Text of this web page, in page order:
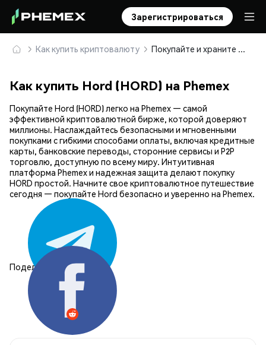
Зарегистрироваться
Как купить криптовалюту Покупайте и храните Hord (HORD) безопасно
Как купить Hord (HORD) на Phemex
Покупайте Hord (HORD) легко на Phemex — самой
эффективной криптовалютной бирже, которой доверяют
миллионы. Наслаждайтесь безопасными и мгновенными
покупками с гибкими способами оплаты, включая кредитные
карты, банковские переводы, сторонние сервисы и P2P
торговлю, доступную по всему миру. Интуитивная
платформа Phemex и надежная защита делают покупку
HORD простой. Начните свое криптовалютное путешествие
сегодня — покупайте Hord безопасно и уверенно на Phemex.
Поделиться: